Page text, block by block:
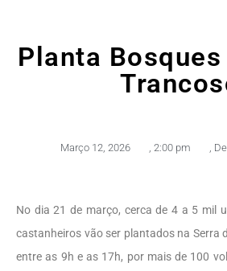
Planta
Março 12, 2026 , 2:00 pm ,
No dia 21 de março, cerca de 4 a 5 mil
castanheiros vão ser plantados na Serra
entre as 9h e as 17h, por mais de 100